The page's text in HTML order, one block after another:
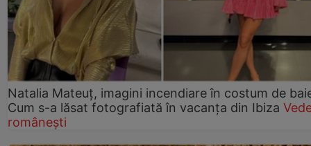
Natalia Mateuț, imagini incendiare în costum de
Cum s-a lăsat fotografiată în vacanța din Ibiza
românești